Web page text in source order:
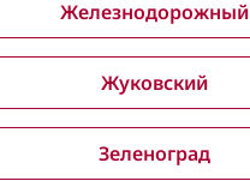
Железнодорожный
Жуковский
Зеленоград